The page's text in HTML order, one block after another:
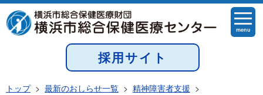
menu
採用サイト
トップ> 最新のおしらせ一覧 > 精神障害者支援 >